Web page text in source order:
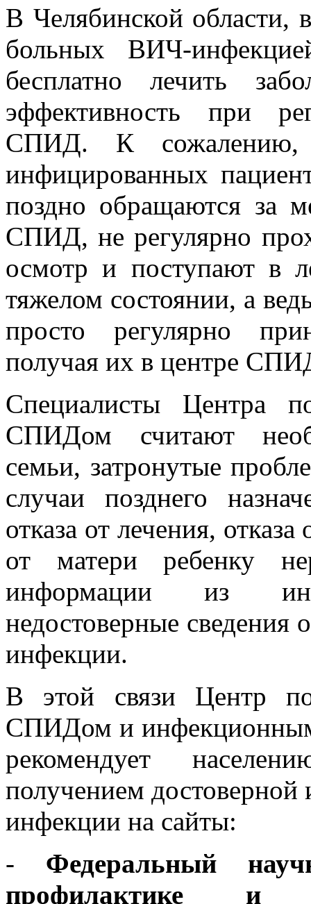
В Челябинской области,
больных ВИЧ-
бесплатно лечить
эффективность при
СПИД. К сожалению,
инфицированных
поздно обращаются за
СПИД, не регулярно
осмотр и поступают в
тяжелом состоянии, а
просто регулярно
получая их в центре
Специалисты Центра
СПИДом считают
семьи, затронутые
случаи позднего
отказа от лечения,
от матери ребенку
информации из
недостоверные
инфекции.
В этой связи Центр
СПИДом и
рекомендует
получением
инфекции на сайты:
- Федеральный
профилактике